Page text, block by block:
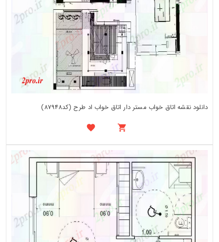
دانلود نقشه اتاق خواب مستر دار اتاق خواب اد طرح (کد87948)